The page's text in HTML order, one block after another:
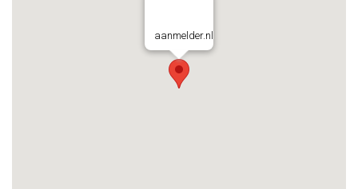
aanmelder.nl